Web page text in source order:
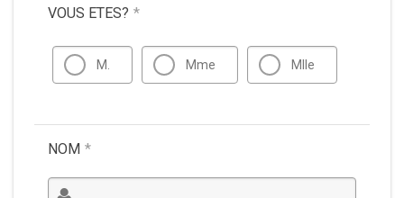
VOUS ETES? *
M. Mme Mlle
NOM *